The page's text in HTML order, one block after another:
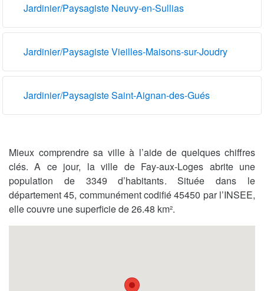
Jardinier/Paysagiste Neuvy-en-Sullias
Jardinier/Paysagiste Vieilles-Maisons-sur-Joudry
Jardinier/Paysagiste Saint-Aignan-des-Gués
Mieux comprendre sa ville à l’aide de quelques chiffres
clés. A ce jour, la ville de Fay-aux-Loges abrite une
population de 3349 d’habitants. Située dans le
département 45, communément codifié 45450 par l’INSEE,
elle couvre une superficie de 26.48 km².